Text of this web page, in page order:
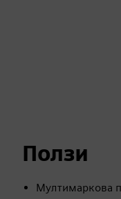
Ползи
Мултимаркова